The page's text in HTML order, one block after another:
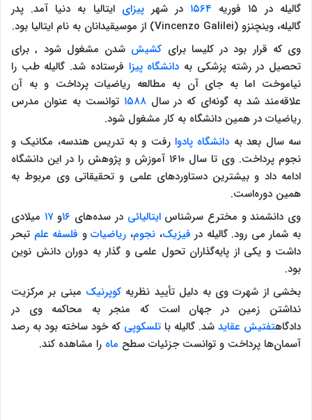
گالیله در ۱۵ فوریه ۱۵۶۴ در شهرپیزای ایتالیا به دنیا آمد. پدر
گالیله، وینچنزو (Vincenzo Galilei) از موسیقیدانان به نام ایتالیا بود.
وی که قرار بود در کلیسا برای کشیش شدن مشغول شود , برای
تحصیل در رشته پزشکی به دانشگاه پیزا فرستاده شد. گالیله طب را
نیاموخت اما به جای آن به مطالعه ریاضیات پرداخت و به آن
علاقه‌مند شد به گونه‌ای که در سال۱۵۸۸ توانست به عنوان مدرس
ریاضیات در همین دانشگاه به کار مشغول شود.
سه سال بعد به دانشگاه پادوا رفت و به تدریس هندسه، مکانیک و
نجوم پرداخت. وی تا سال ۱۶۱۰ آموزش و پژوهش را در این دانشگاه
ادامه داد و بیشترین دستاوردهای علمی و تحقیقاتی وی مربوط به
همین دوره‌است.
وی دانشمند و مخترع سرشناسایتالیائی در سده‌های ۱۶و۱۷ میلادی
به شمار می رود. گالیله در فیزیک،نجوم، ریاضیاتو فلسفه علم تبحر
داشت و یکی از پایه‌گذاران تحول علمی و گذار به دوران دانش نوین
بود.
بخشی از شهرت وی به دلیل تأیید نظریه کوپرنیک مبنی بر مرکزیت
نداشتن زمین در جهان است که منجر به محاکمه وی در
دادگاهتفتیش عقاید شد. گالیله با تلسکوپی که خود ساخته بود به رصد
آسمان‌ها پرداخت و توانست جزئیات سطح ماه را مشاهده کند.